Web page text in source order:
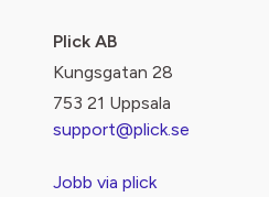
Plick AB
Kungsgatan 28
753 21 Uppsala
support@plick.se
Jobb via plick